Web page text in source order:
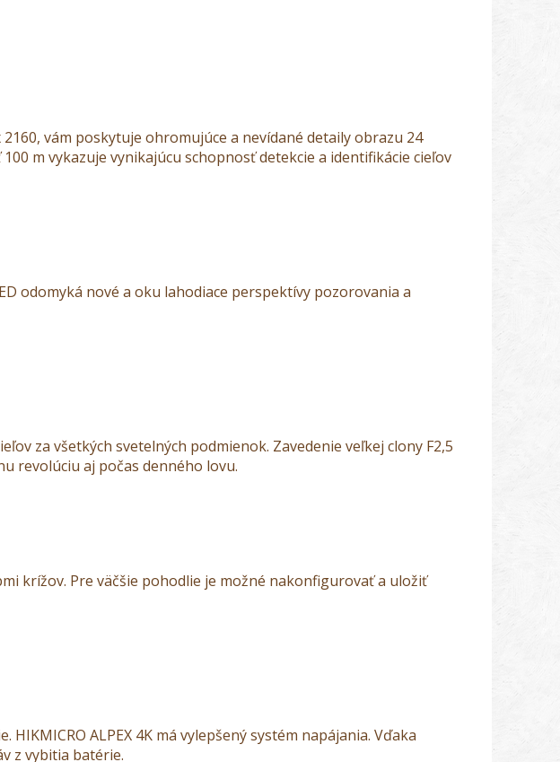
vám poskytuje ohromujúce a nevídané detaily obrazu 24
m vykazuje vynikajúcu schopnosť detekcie a identifikácie cieľov
odomyká nové a oku lahodiace perspektívy pozorovania a
za všetkých svetelných podmienok. Zavedenie veľkej clony F2,5
revolúciu aj počas denného lovu.
krížov. Pre väčšie pohodlie je možné nakonfigurovať a uložiť
ALPEX 4K má vylepšený systém napájania. Vďaka
z vybitia batérie.